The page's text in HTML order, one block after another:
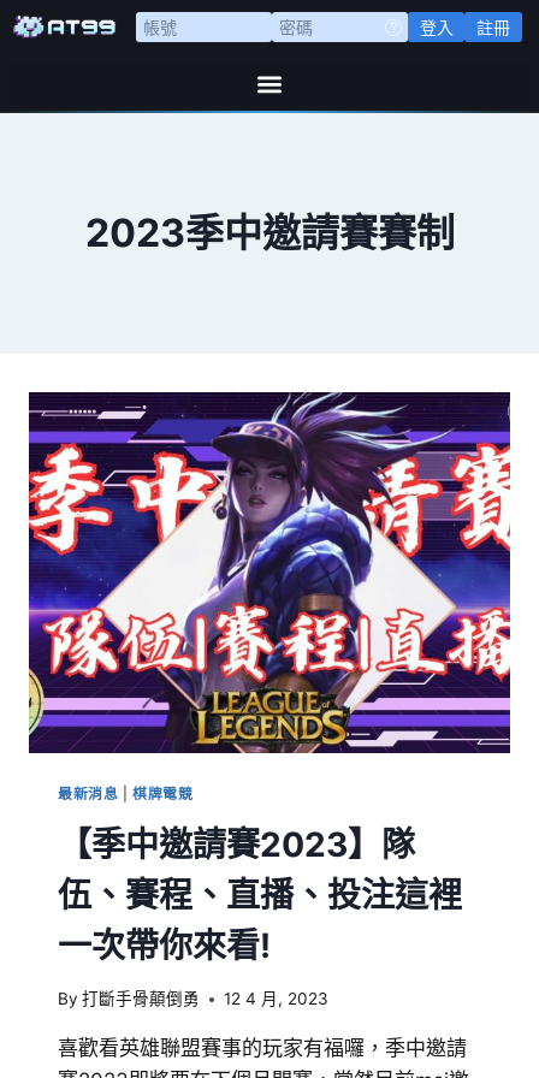
登入 註冊
2023季中邀請賽賽制
最新消息 |棋牌電競
【季中邀請賽2023】隊
伍、賽程、直播、投注這裡
一次帶你來看!
By 打斷手骨顛倒勇 12 4 月, 2023
喜歡看英雄聯盟賽事的玩家有福囉，季中邀請